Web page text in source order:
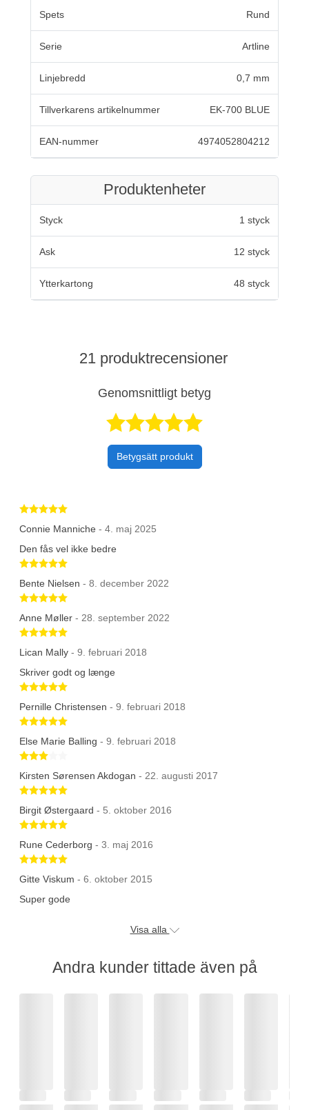
Spets Rund
Serie Artline
Linjebredd 0,7 mm
Tillverkarens artikelnummer EK-700 BLUE
EAN-nummer 4974052804212
Produktenheter
Styck 1 styck
Ask 12 styck
Ytterkartong 48 styck
21 produktrecensioner
Genomsnittligt betyg
Betygsatt 4,9
Betygsätt produkt
Betygsatt 5 av 5 stjärnor
Connie Manniche - 4. maj 2025
Den fås vel ikke bedre
Betygsatt 5 av 5 stjärnor
Bente Nielsen - 8. december 2022
Betygsatt 5 av 5 stjärnor
Anne Møller - 28. september 2022
Betygsatt 5 av 5 stjärnor
Lican Mally - 9. februari 2018
Skriver godt og længe
Betygsatt 5 av 5 stjärnor
Pernille Christensen - 9. februari 2018
Betygsatt 5 av 5 stjärnor
Else Marie Balling - 9. februari 2018
Kirsten Sørensen Akdogan - 22. augusti 2017
Betygsatt 5 av 5 stjärnor
Birgit Østergaard - 5. oktober 2016
Betygsatt 5 av 5 stjärnor
Rune Cederborg - 3. maj 2016
Betygsatt 5 av 5 stjärnor
Gitte Viskum - 6. oktober 2015
Super gode
Visa alla
Andra kunder tittade även på